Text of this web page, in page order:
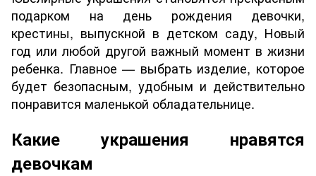
подарком на день рождения девочки,
крестины, выпускной в детском саду, Новый
год или любой другой важный момент в жизни
ребенка. Главное — выбрать изделие, которое
будет безопасным, удобным и действительно
понравится маленькой обладательнице.
Какие украшения нравятся
девочкам